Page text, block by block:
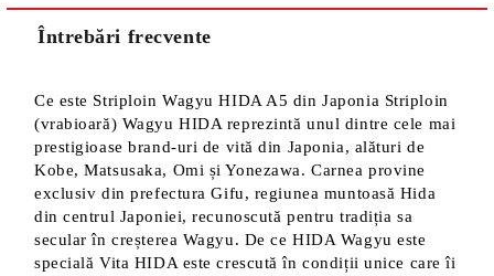
Întrebări frecvente
Ce este Striploin Wagyu HIDA A5 din Japonia Striploin
(vrabioară) Wagyu HIDA reprezintă unul dintre cele mai
prestigioase brand-uri de vită din Japonia, alături de
Kobe, Matsusaka, Omi și Yonezawa. Carnea provine
exclusiv din prefectura Gifu, regiunea muntoasă Hida
din centrul Japoniei, recunoscută pentru tradiția sa
secular în creșterea Wagyu. De ce HIDA Wagyu este
specială Vita HIDA este crescută în condiții unice care îi